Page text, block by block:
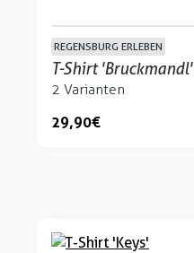
REGENSBURG ERLEBEN
T-Shirt 'Bruckmandl'
2 Varianten
29,90 €